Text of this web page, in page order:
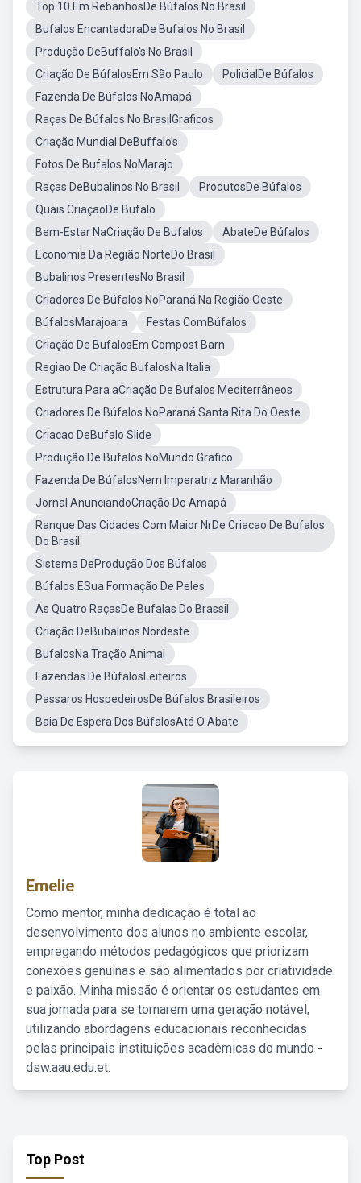
Top 10 Em RebanhosDe Búfalos No Brasil
Bufalos EncantadoraDe Bufalos No Brasil
Produção DeBuffalo's No Brasil
Criação De BúfalosEm São Paulo
PolicialDe Búfalos
Fazenda De Búfalos NoAmapá
Raças De Búfalos No BrasilGraficos
Criação Mundial DeBuffalo's
Fotos De Bufalos NoMarajo
Raças DeBubalinos No Brasil
ProdutosDe Búfalos
Quais CriaçaoDe Bufalo
Bem-Estar NaCriação De Bufalos
AbateDe Búfalos
Economia Da Região NorteDo Brasil
Bubalinos PresentesNo Brasil
Criadores De Búfalos NoParaná Na Região Oeste
BúfalosMarajoara
Festas ComBúfalos
Criação De BufalosEm Compost Barn
Regiao De Criação BufalosNa Italia
Estrutura Para aCriação De Bufalos Mediterrâneos
Criadores De Búfalos NoParaná Santa Rita Do Oeste
Criacao DeBufalo Slide
Produção De Bufalos NoMundo Grafico
Fazenda De BúfalosNem Imperatriz Maranhão
Jornal AnunciandoCriação Do Amapá
Ranque Das Cidades Com Maior NrDe Criacao De Bufalos
Do Brasil
Sistema DeProdução Dos Búfalos
Búfalos ESua Formação De Peles
As Quatro RaçasDe Bufalas Do Brassil
Criação DeBubalinos Nordeste
BufalosNa Tração Animal
Fazendas De BúfalosLeiteiros
Passaros HospedeirosDe Búfalos Brasileiros
Baia De Espera Dos BúfalosAté O Abate
Emelie
Como mentor, minha dedicação é total ao
desenvolvimento dos alunos no ambiente escolar,
empregando métodos pedagógicos que priorizam
conexões genuínas e são alimentados por criatividade
e paixão. Minha missão é orientar os estudantes em
sua jornada para se tornarem uma geração notável,
utilizando abordagens educacionais reconhecidas
pelas principais instituições acadêmicas do mundo -
dsw.aau.edu.et.
Top Post